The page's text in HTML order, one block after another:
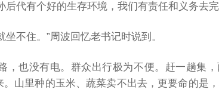
代有个好的生存环境，我们有责任和义务去
不住。”周波回忆老书记时说到。
，也没有电。群众出行极为不便。赶一趟集
山里种的玉米、蔬菜卖不出去，更要命的是